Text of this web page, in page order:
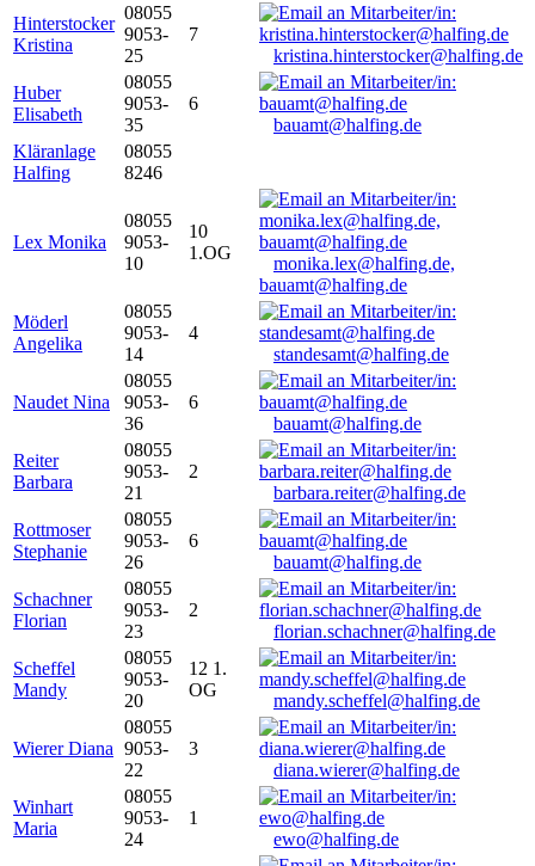
Hinterstocker
Kristina
08055
9053-
25
7
kristina.hinterstocker@halfing.de
Huber
Elisabeth
08055
9053-
35
6
bauamt@halfing.de
Kläranlage
Halfing
08055
8246
Lex Monika
08055
9053-
10
10
1.OG
monika.lex@halfing.de,
bauamt@halfing.de
Möderl
Angelika
08055
9053-
14
4
standesamt@halfing.de
Naudet Nina
08055
9053-
36
6
bauamt@halfing.de
Reiter
Barbara
08055
9053-
21
2
barbara.reiter@halfing.de
Rottmoser
Stephanie
08055
9053-
26
6
bauamt@halfing.de
Schachner
Florian
08055
9053-
23
2
florian.schachner@halfing.de
Scheffel
Mandy
08055
9053-
20
12 1.
OG
mandy.scheffel@halfing.de
Wierer Diana
08055
9053-
22
3
diana.wierer@halfing.de
Winhart
Maria
08055
9053-
24
1
ewo@halfing.de